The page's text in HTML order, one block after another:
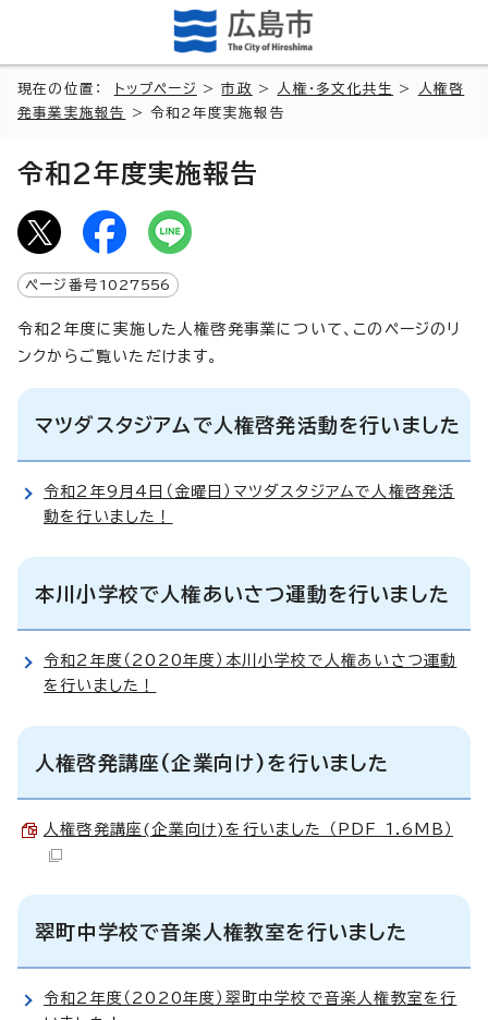
現在の位置： トップページ >市政 > 人権・多文化共生 >
人権啓
発事業実施報告
> 令和2年度実施報告
令和2年度実施報告
ページ番号 1027556
令和2年度に実施した人権啓発事業について、このページのリ
ンクからご覧いただけます。
マツダスタジアムで人権啓発活動を行いました
令和2年9月4日（金曜日）マツダスタジアムで人権啓発活
動を行いました！
本川小学校で人権あいさつ運動を行いました
令和2年度（2020年度）本川小学校で人権あいさつ運動
を行いました！
人権啓発講座(企業向け)を行いました
人権啓発講座(企業向け)を行いました （PDF 1.6MB）
翠町中学校で音楽人権教室を行いました
令和2年度（2020年度）翠町中学校で音楽人権教室を行